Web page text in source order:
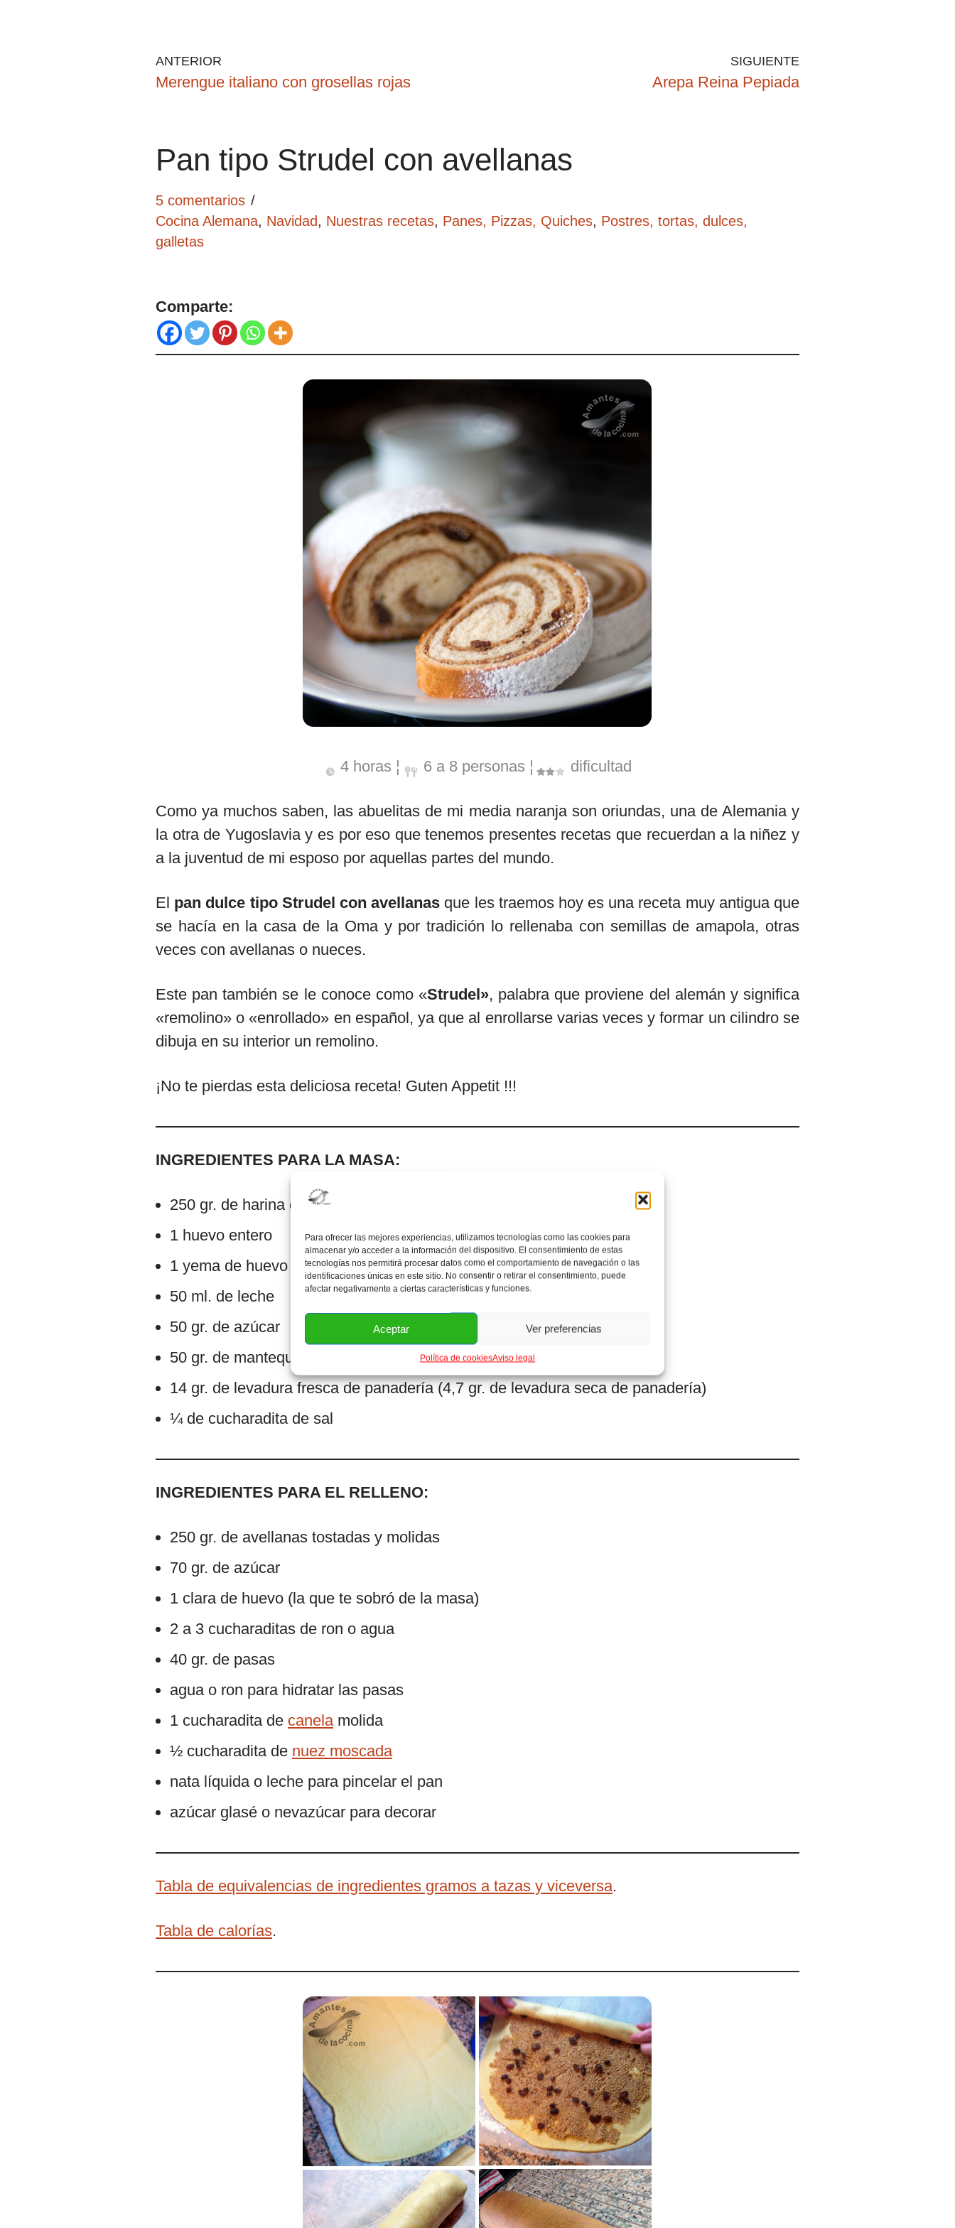
Para ofrecer las mejores experiencias, utilizamos tecnologías como las cookies para
almacenar y/o acceder a la información del dispositivo. El consentimiento de estas
tecnologías nos permitirá procesar datos como el comportamiento de navegación o las
identificaciones únicas en este sitio. No consentir o retirar el consentimiento, puede
afectar negativamente a ciertas características y funciones.
Aceptar Ver preferencias
Política de cookiesAviso legal
ANTERIOR
Merengue italiano con grosellas rojas
SIGUIENTE
Arepa Reina Pepiada
Pan tipo Strudel con avellanas
5 comentarios
Cocina Alemana, Navidad, Nuestras recetas, Panes, Pizzas, Quiches, Postres, tortas, dulces,
galletas
Comparte:
4 horas ¦ 6 a 8 personas ¦ dificultad
Como ya muchos saben, las abuelitas de mi media naranja son oriundas, una de Alemania y
la otra de Yugoslavia y es por eso que tenemos presentes recetas que recuerdan a la niñez y
a la juventud de mi esposo por aquellas partes del mundo.
El pan dulce tipo Strudel con avellanas que les traemos hoy es una receta muy antigua que
se hacía en la casa de la Oma y por tradición lo rellenaba con semillas de amapola, otras
veces con avellanas o nueces.
Este pan también se le conoce como «Strudel», palabra que proviene del alemán y significa
«remolino» o «enrollado» en español, ya que al enrollarse varias veces y formar un cilindro se
dibuja en su interior un remolino.
¡No te pierdas esta deliciosa receta! Guten Appetit !!!
INGREDIENTES PARA LA MASA:
250 gr. de harina de fuerza
1 huevo entero
1 yema de huevo
50 ml. de leche
50 gr. de azúcar
50 gr. de mantequilla a temperatura ambiente
14 gr. de levadura fresca de panadería (4,7 gr. de levadura seca de panadería)
¼ de cucharadita de sal
INGREDIENTES PARA EL RELLENO:
250 gr. de avellanas tostadas y molidas
70 gr. de azúcar
1 clara de huevo (la que te sobró de la masa)
2 a 3 cucharaditas de ron o agua
40 gr. de pasas
agua o ron para hidratar las pasas
1 cucharadita de canelamolida
½ cucharadita de nuez moscada
nata líquida o leche para pincelar el pan
azúcar glasé o nevazúcar para decorar
Tabla de equivalencias de ingredientes gramos a tazas y viceversa.
Tabla de calorías.